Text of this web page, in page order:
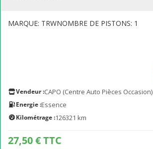
MARQUE: TRWNOMBRE DE PISTONS: 1
Vendeur :CAPO (Centre Auto Pièces Occasion)
Energie :Essence
Kilométrage :126321 km
27,50 € TTC